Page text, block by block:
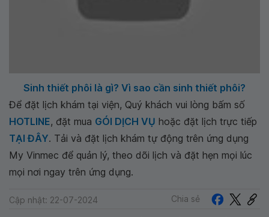
Sinh thiết phôi là gì? Vì sao cần sinh thiết phôi?
Để đặt lịch khám tại viện, Quý khách vui lòng bấm số
HOTLINE, đặt mua GÓI DỊCH VỤ hoặc đặt lịch trực tiếp
TẠI ĐÂY. Tải và đặt lịch khám tự động trên ứng dụng
My Vinmec để quản lý, theo dõi lịch và đặt hẹn mọi lúc
mọi nơi ngay trên ứng dụng.
Cập nhật: 22-07-2024 Chia sẻ